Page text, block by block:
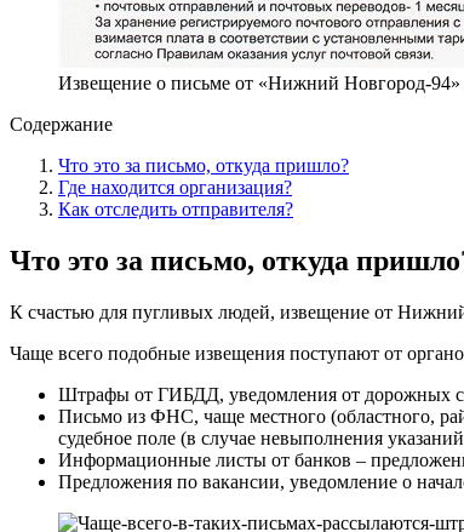
Извещение о письме от «Нижний Новгород-94»
Содержание
Что это за письмо, откуда пришло?
Где находится организация?
Как отследить отправителя?
Что это за письмо, откуда
К счастью для пугливых людей, извещение от
Чаще всего подобные извещения поступают от
Штрафы от ГИБДД, уведомления от дорожных
Письмо из ФНС, чаще местного (областного,
судебное поле (в случае невыполнения
Информационные листы от банков –
Предложения по вакансии, уведомление о